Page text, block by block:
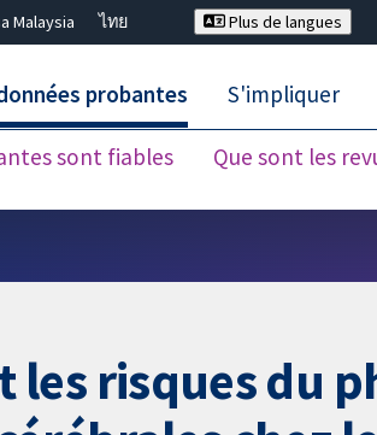
Malaysia
ไทย
Plus de langues
probantes
sont fiables Que sont les
S'impliquer
les risques du